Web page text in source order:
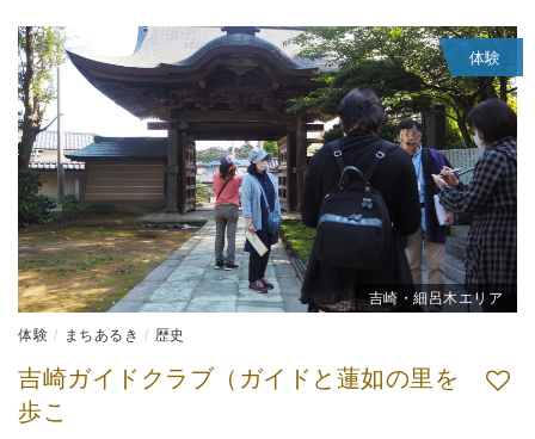
体験
吉崎・細呂木エリア
体験 まちあるき 歴史
吉崎ガイドクラブ（ガイドと蓮如の里を
歩こ